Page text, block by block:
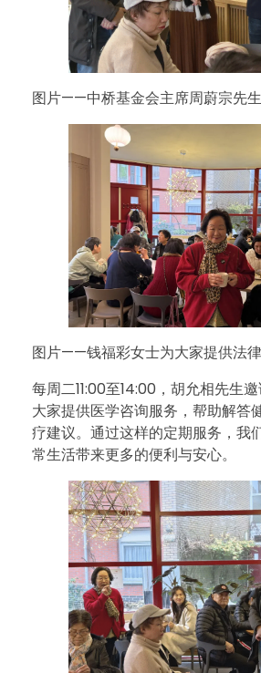
全
服
务
，
图片——中桥基金会主席周蔚宗先
图片——钱福彩女士为大家提供法
每周二11:00至14:00，胡允相先生
大家提供医学咨询服务，帮助解答
疗建议。通过这样的定期服务，我
常生活带来更多的便利与安心。